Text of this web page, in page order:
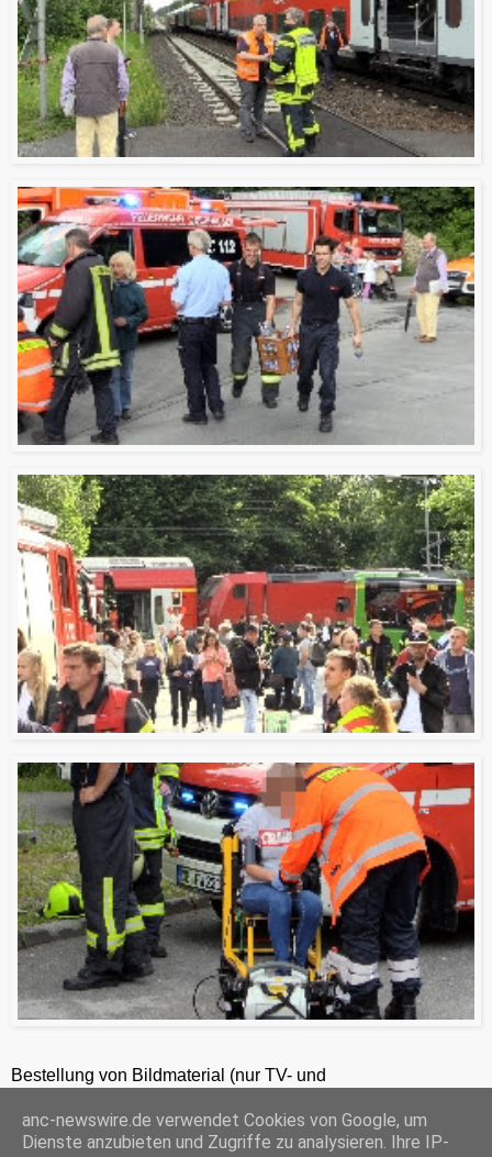
Bestellung von Bildmaterial (nur TV- und
ANC-NEWS-TELEVISION GmbH, Kruppstraße 82 – 100, 45145 Essen, HRB 12411, Amtsgericht Essen, Geschäftsführer: C. Anhuth
anc-newswire.de verwendet Cookies von Google, um
Dienste anzubieten und Zugriffe zu analysieren. Ihre IP-